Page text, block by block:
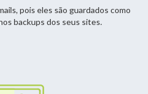
pois eles são guardados como
backups dos seus sites.